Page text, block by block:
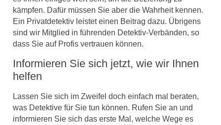
kämpfen. Dafür müssen Sie aber die Wahrheit kennen.
Ein Privatdetektiv leistet einen Beitrag dazu. Übrigens
sind wir Mitglied in führenden Detektiv-Verbänden, so
dass Sie auf Profis vertrauen können.
Informieren Sie sich jetzt, wie wir Ihnen
helfen
Lassen Sie sich im Zweifel doch einfach mal beraten,
was Detektive für Sie tun können. Rufen Sie an und
informieren Sie sich das erste Mal, welche Wege es